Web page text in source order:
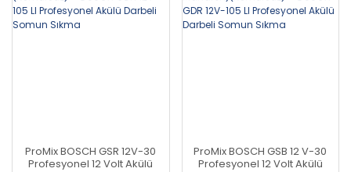
ProMix BOSCH GSR 12V-30
Profesyonel 12 Volt Akülü
ProMix BOSCH GSB 12 V-30
Profesyonel 12 Volt Akülü